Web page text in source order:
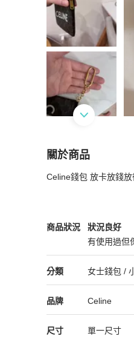
關於商品
關於Celine 小錢包
Celine錢包 放卡放錢
商品狀況
Celine女士錢包 / 小皮件
狀況良好
有使用過但
狀況良好
分類
Celine 女士錢包 / 小皮
女士錢包 /
女士錢包 /
品牌
Celine 女士錢包 /
Celine
Celine 推薦清單
尺寸 單一尺寸